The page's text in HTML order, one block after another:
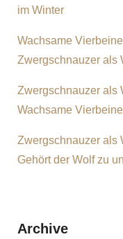
im Winter
Wachsame
Zwergschnauzer als
Zwergschnauzer als
Wachsame
Zwergschnauzer als
Gehört der Wolf zu
Archive